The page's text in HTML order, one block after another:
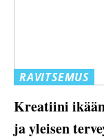
RAVITSEMUS
Kreatiini
ja yleisen